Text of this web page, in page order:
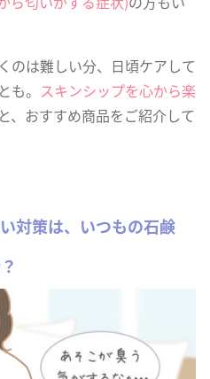
のは難しい分、日頃ケアして
。 スキンシップを心から楽
と、おすすめ商品をご紹介して
対策は、いつもの石鹸